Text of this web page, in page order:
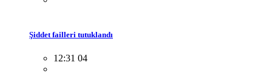
Şiddet failleri tutuklandı
12:31 04